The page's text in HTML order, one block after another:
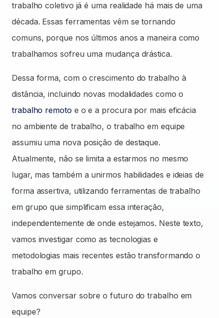
trabalho coletivo já é uma realidade há mais de uma
década. Essas ferramentas vêm se tornando
comuns, porque nos últimos anos a maneira como
trabalhamos sofreu uma mudança drástica.
Dessa forma, com o crescimento do trabalho à
distância, incluindo novas modalidades como o
trabalho remoto e o e a procura por mais eficácia
no ambiente de trabalho, o trabalho em equipe
assumiu uma nova posição de destaque.
Atualmente, não se limita a estarmos no mesmo
lugar, mas também a unirmos habilidades e ideias de
forma assertiva, utilizando ferramentas de trabalho
em grupo que simplificam essa interação,
independentemente de onde estejamos. Neste texto,
vamos investigar como as tecnologias e
metodologias mais recentes estão transformando o
trabalho em grupo.
Vamos conversar sobre o futuro do trabalho em
equipe?